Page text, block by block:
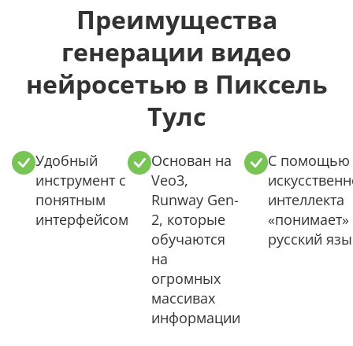
Преимущества
генерации видео
нейросетью в Пиксель
Тулс
Удобный
инструмент с
понятным
интерфейсом
Основан на
Veo3,
Runway Gen-
2, которые
обучаются
на
огромных
массивах
информации
С помощью
интеллекта
«понимает»
русский